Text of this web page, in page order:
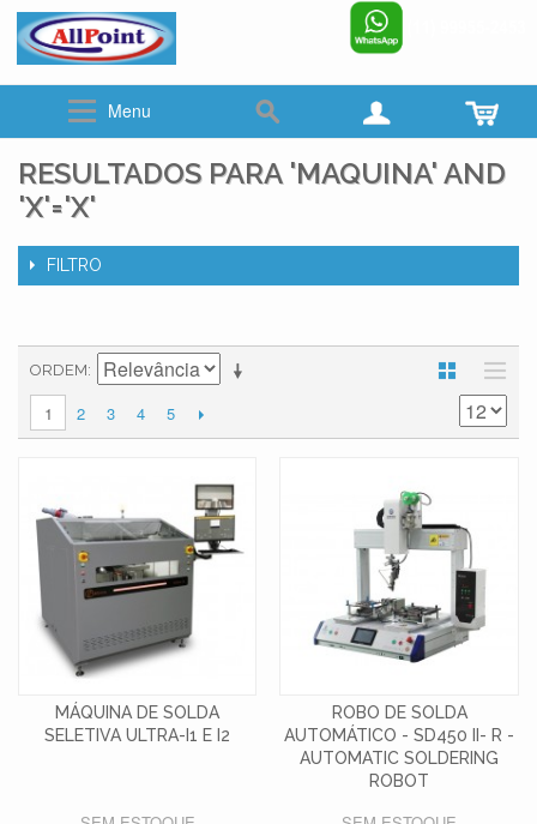
www.allpoint.com.br
☎ (011)2062-6900
Menu
RESULTADOS PARA 'MAQUINA' AND
'X'='X'
FILTRO
ORDEM
1 2 3 4 5
MÁQUINA DE SOLDA
SELETIVA ULTRA-I1 E I2
ROBO DE SOLDA
AUTOMÁTICO - SD450 II- R -
AUTOMATIC SOLDERING
ROBOT